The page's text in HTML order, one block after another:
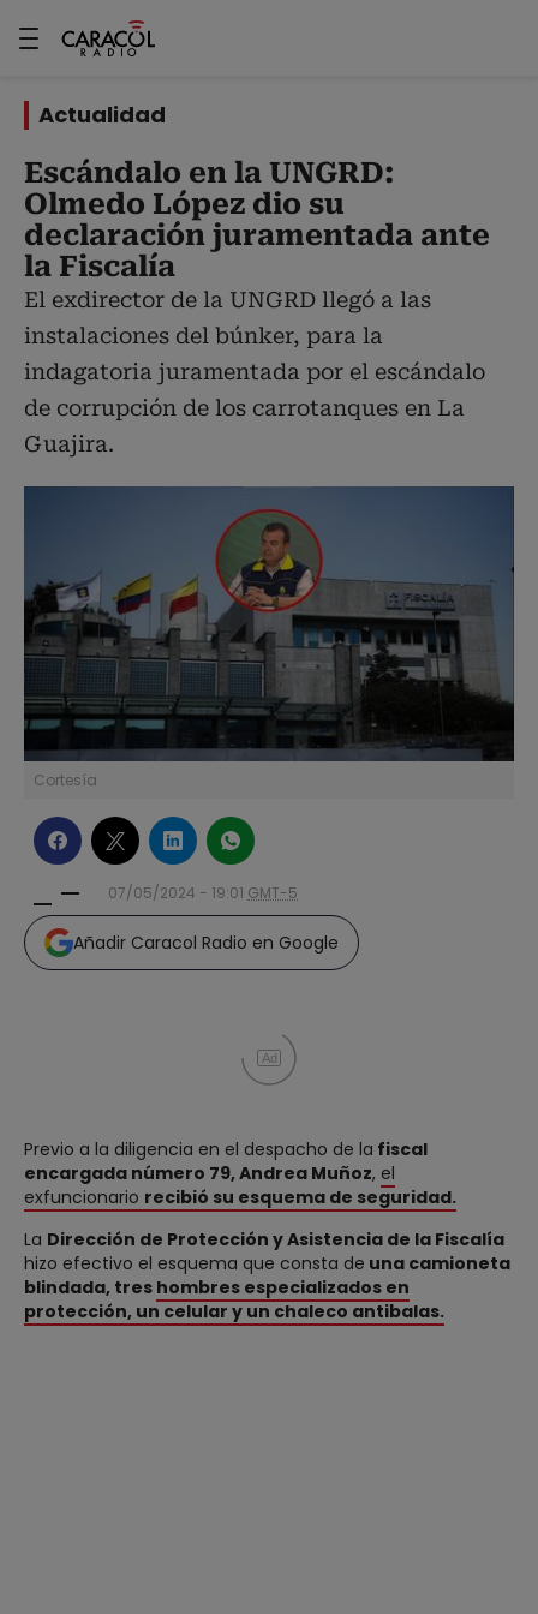
Actualidad
Escándalo en la UNGRD:
Olmedo López dio su
declaración juramentada ante
la Fiscalía
El exdirector de la UNGRD llegó a las
instalaciones del búnker, para la
indagatoria juramentada por el escándalo
de corrupción de los carrotanques en La
Guajira.
Cortesía
07/05/2024 - 19:01 GMT-5
Añadir Caracol Radio en Google
Ad
Previo a la diligencia en el despacho de la fiscal
encargada número 79, Andrea Muñoz, el
exfuncionario recibió su esquema de seguridad.
La Dirección de Protección y Asistencia de la Fiscalía
hizo efectivo el esquema que consta de una camioneta
blindada, tres hombres especializados en
protección, un celular y un chaleco antibalas.